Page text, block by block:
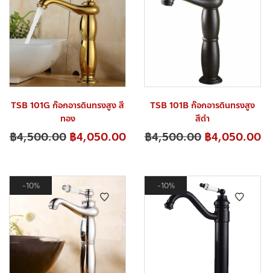
TSB 101G ก๊อกอารดินทรงสูง สี
ทอง
฿4,500.00 ฿4,050.00
TSB 101B ก๊อกอารดินทรงสูง
สีดำ
฿4,500.00 ฿4,050.00
10% 10%